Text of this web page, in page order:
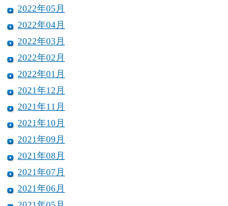
2022年05月
2022年04月
2022年03月
2022年02月
2022年01月
2021年12月
2021年11月
2021年10月
2021年09月
2021年08月
2021年07月
2021年06月